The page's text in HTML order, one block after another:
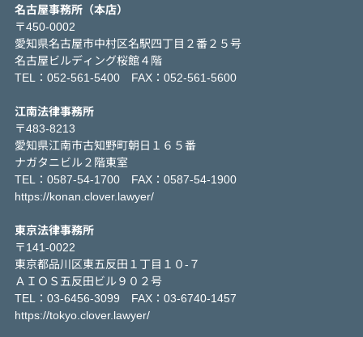
名古屋事務所（本店）
〒450-0002
愛知県名古屋市中村区名駅四丁目２番２５号
名古屋ビルディング桜館４階
TEL：052-561-5400 FAX：052-561-5600
江南法律事務所
〒483-8213
愛知県江南市古知野町朝日１６５番
ナガタニビル２階東室
TEL：0587-54-1700 FAX：0587-54-1900
https://konan.clover.lawyer/
東京法律事務所
〒141-0022
東京都品川区東五反田１丁目１０-７
ＡＩＯＳ五反田ビル９０２号
TEL：03-6456-3099 FAX：03-6740-1457
https://tokyo.clover.lawyer/